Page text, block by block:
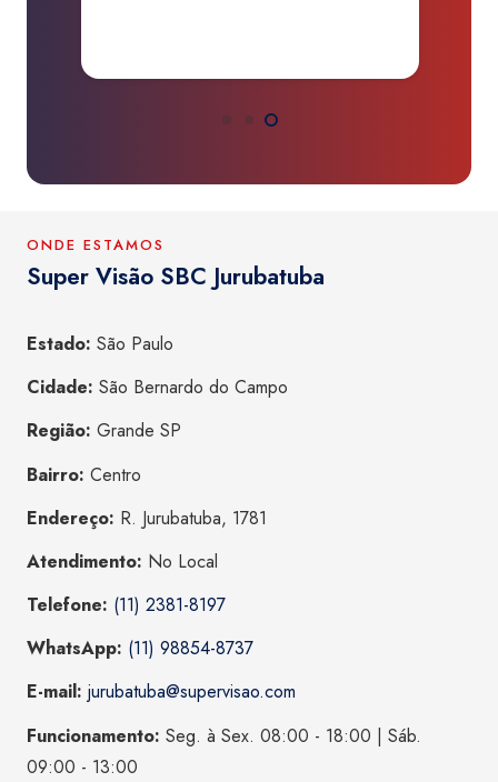
ONDE ESTAMOS
Super Visão SBC Jurubatuba
Estado: São Paulo
Cidade: São Bernardo do Campo
Região: Grande SP
Bairro: Centro
Endereço: R. Jurubatuba, 1781
Atendimento: No Local
Telefone: (11) 2381-8197
WhatsApp: (11) 98854-8737
E-mail: jurubatuba@supervisao.com
Funcionamento: Seg. à Sex. 08:00 - 18:00 | Sáb.
09:00 - 13:00